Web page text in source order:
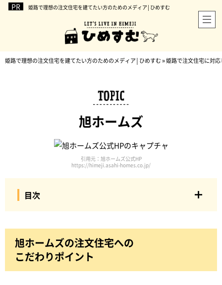
姫路で理想の注文住宅を建てたい方のためのメディア│ひめすむ
姫路で理想の注文住宅を建てたい方のためのメディア│ひめすむ»姫路で注文住宅に対
旭ホームズ
引用元：旭ホームズ公式HP
https://himeji.asahi-homes.co.jp/
目次
旭ホームズの注文住宅への
こだわりポイント